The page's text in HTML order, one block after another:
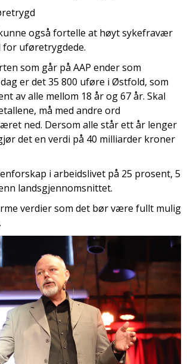
også fortelle at høyt sykefravær
uføretrygdede.
som går på AAP ender som
er det 35 800 uføre ​​i Østfold, som
av alle mellom 18 år og 67 år. Skal
må med andre ord
ned. Dersom alle står ett år lenger
det en verdi på 40 milliarder kroner
i arbeidslivet på 25 prosent, 5
landsgjennomsnittet.
verdier som det bør være fullt mulig